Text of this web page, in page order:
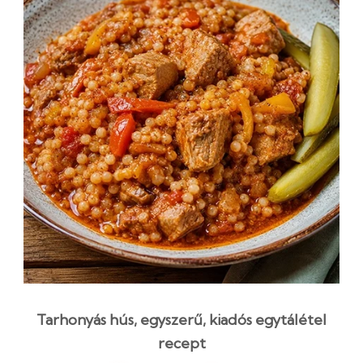
Tarhonyás hús, egyszerű, kiadós egytálétel
recept